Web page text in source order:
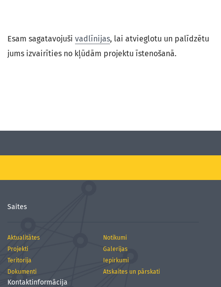
Esam sagatavojuši vadlīnijas, lai atvieglotu un palīdzētu
jums izvairīties no kļūdām projektu īstenošanā.
Saites
Aktualitātes
Notikumi
Projekti
Galerijas
Teritorija
Iepirkumi
Dokumenti
Atskaites un pārskati
Kontaktinformācija